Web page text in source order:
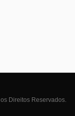
Direitos Reservados.